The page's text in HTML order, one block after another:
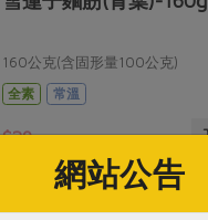
160公克(含固形量100公克)
全素
常溫
$29
網站公告